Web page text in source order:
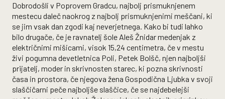
Dobrodošli v Poprovem Gradcu, najbolj prismuknjenem
mestecu daleč naokrog z najbolj prismuknjenimi meščani, ki
se jim vsak dan zgodi kaj neverjetnega. Kako bi tudi lahko
bilo drugače, če je ravnatelj šole Aleš Žnidar medenjak z
električnimi mišicami, visok 15,24 centimetra, če v mestu
živi pogumna devetletnica Poli, Petek Bolšč, njen najboljši
prijatelj, moder in skrivnosten starec, ki pozna skrivnosti
časa in prostora, če njegova žena Gospodična Ljubka v svoji
slaščičarni peče najboljše slaščice, če se najdebelejši